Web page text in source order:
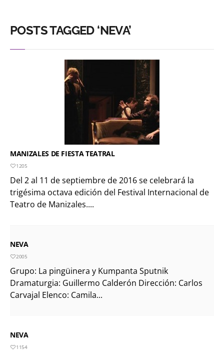
POSTS TAGGED ‘NEVA’
MANIZALES DE FIESTA TEATRAL
1205
Del 2 al 11 de septiembre de 2016 se celebrará la
trigésima octava edición del Festival Internacional de
Teatro de Manizales....
NEVA
2005
Grupo: La pingüinera y Kumpanta Sputnik
Dramaturgia: Guillermo Calderón Dirección: Carlos
Carvajal Elenco: Camila...
NEVA
1154